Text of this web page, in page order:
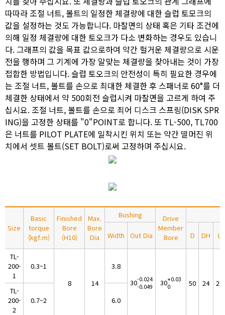
따따라 조절 너트, 볼트의 일정한 체결량에 대한 슬럽 토모크의
값을 설정하는 것도 가능합니다. 마찰면의 상태 혹은 기타 조건에
의해 일정 체결량에 대한 토오크가 다소 변화하는 경우도 있습니
다. 그래프의 값을 목표 값으로하여 약간 헐거운 체결량으로 시운
전을 행하며 그 기계에 가장 알맞는 체결량을 찾아내는 것이 가장
접합한 방법입니다. 슬럽 토오크의 안전성이 특히 필요한 경우에
는 조절 너트, 볼트를 손으로 최대한 체결한 후 스패너로 60°를 더
체결한 상태에서 약 500회전 슬럽시켜 마찰면을 고르게 하여 주
십시요. 조절 너트, 볼트를 손으로 죄어 디스크 스프링(DISK SPR
ING)을 고정한 상태를 "0"POINT로 합니다. 또 TL-500, TL700
은 너트를 PILOT PLATE에 밀착시킨 위치 또는 약간 떨머진 위
치에서 셋트 볼트(SET BOLT)로써 고정하며 주십시요.
Size
Basic
torque
(kgf.m)
Finished
Bore
(H10)
Max.
Bore
Dia
Bushing
Drive
Member
Bore
Width Out Dia D DH L
TL-
200-
1
0.3~1
8
14
3.8
30-0.024
-0.049
30+0.03
0
50 24 29
TL-
200-
2
0.7~2 6.0